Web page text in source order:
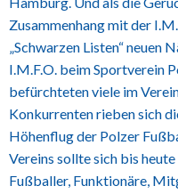
Zusammenhang mit der
„Schwarzen Listen“ neuen
I.M.F.O. beim Sportverein
befürchteten viele im
Konkurrenten rieben sich
Höhenflug der Polzer
Vereins sollte sich bis
Fußballer, Funktionäre,